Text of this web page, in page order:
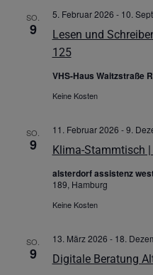
SO.
9
Lesen und
125
5. Februar 2026 - 10.
VHS-Haus Waitzstraße
Keine Kosten
SO.
9 Klima-Stammtisch |
11. Februar 2026 -9.
alsterdorf assistenz
189, Hamburg
Keine Kosten
SO.
9 Digitale Beratung
13. März 2026 - 18.